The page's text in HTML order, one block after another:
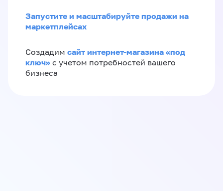
Запустите и масштабируйте продажи на
маркетплейсах
Создадим сайт интернет-магазина «под
ключ» с учетом потребностей вашего
бизнеса